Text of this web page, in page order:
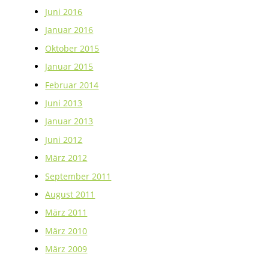
Juni 2016
Januar 2016
Oktober 2015
Januar 2015
Februar 2014
Juni 2013
Januar 2013
Juni 2012
März 2012
September 2011
August 2011
März 2011
März 2010
März 2009